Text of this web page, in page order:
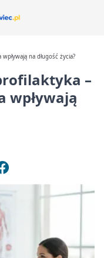
na długość życia?
–
wpływają